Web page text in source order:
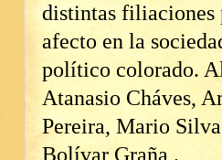
distintas filiaciones
afecto en la
político colorado.
Atanasio Cháves,
Pereira, Mario
Bolívar Graña .